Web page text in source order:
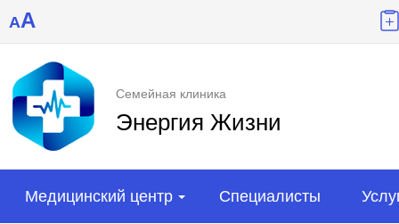
AA
Семейная клиника
Энергия Жизни
Медицинский центр Специалисты